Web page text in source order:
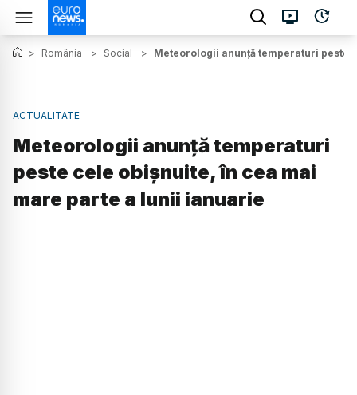
> România > Social > Meteorologii anunţă temperaturi peste
ACTUALITATE
Meteorologii anunţă temperaturi
peste cele obişnuite, în cea mai
mare parte a lunii ianuarie